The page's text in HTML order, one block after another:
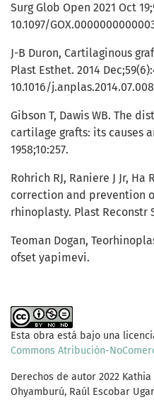
Surg Glob Open 2021 Oct
10.1097/
J-B Duron, Cartilaginous
Plast Esthet. 2014
10.1016/j.anplas.2014.07.008
Gibson T, Dawis WB. The
cartilage grafts: its causes
1958;10:257.
Rohrich RJ, Raniere J Jr, Ha
correction and prevention
rhinoplasty. Plast Reconstr
Teoman Dogan,
ofset yapimevi.
Esta obra está bajo una
Commons Atribución-
Derechos de autor 2022
Ohyamburú, Raúl Escobar